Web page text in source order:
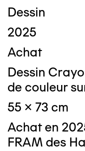
Dessin
2025
Achat
Dessin
de couleur
55 x 73 cm
Achat en
FRAM des